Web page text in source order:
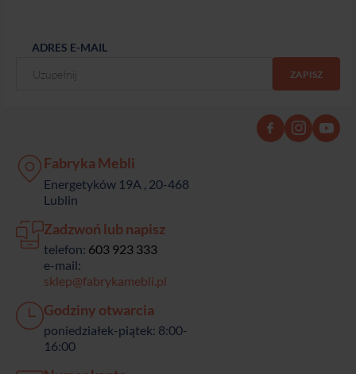
ADRES E-MAIL
Fabryka Mebli
Energetyków 19A , 20-468
Lublin
Zadzwoń lub napisz
telefon: 603 923 333
e-mail:
sklep@fabrykamebli.pl
Godziny otwarcia
poniedziałek-piątek: 8:00-
16:00